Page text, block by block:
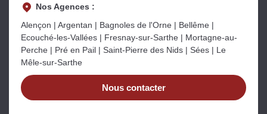
Nos Agences :
Alençon | Argentan | Bagnoles de l'Orne | Bellême |
Ecouché-les-Vallées | Fresnay-sur-Sarthe | Mortagne-au-
Perche | Pré en Pail | Saint-Pierre des Nids | Sées | Le
Mêle-sur-Sarthe
Nous contacter